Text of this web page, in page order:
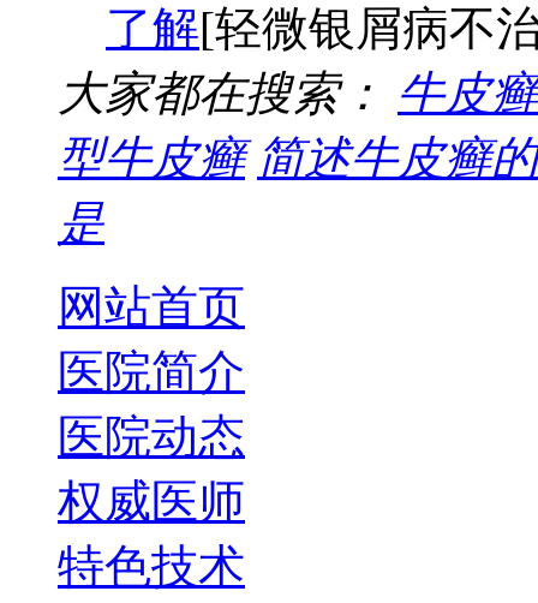
了解[轻微银屑病不
大家都在搜索： 牛皮
型牛皮癣 简述牛皮癣
是
网站首页
医院简介
医院动态
权威医师
特色技术